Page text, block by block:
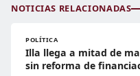
NOTICIAS RELACIONADAS
POLÍTICA
Illa llega a mitad de
sin reforma de